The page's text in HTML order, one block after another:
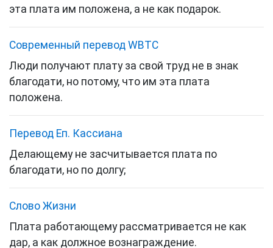
эта плата им положена, а не как подарок.
Cовременный перевод WBTC
Люди получают плату за свой труд не в знак
благодати, но потому, что им эта плата
положена.
Перевод Еп. Кассиана
Делающему не засчитывается плата по
благодати, но по долгу;
Слово Жизни
Плата работающему рассматривается не как
дар, а как должное вознаграждение.